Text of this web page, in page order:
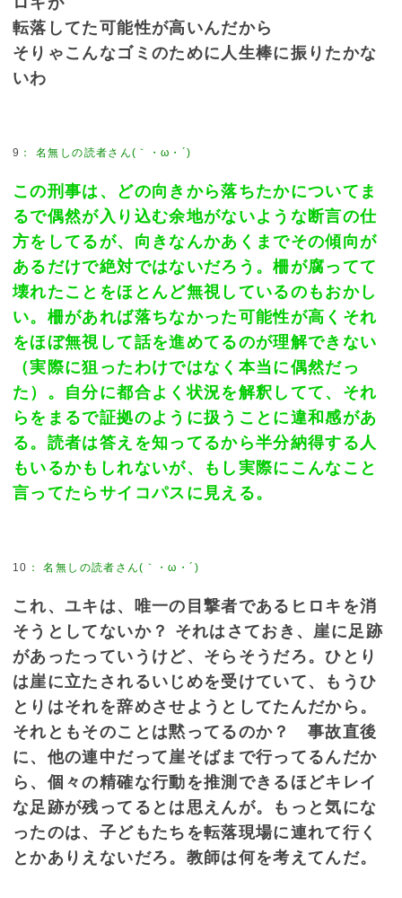
転落してた可能性が高いんだから
そりゃこんなゴミのために人生棒に振りたかな
いわ
9 ：名無しの読者さん(｀・ω・´)
この刑事は、どの向きから落ちたかについてま
るで偶然が入り込む余地がないような断言の仕
方をしてるが、向きなんかあくまでその傾向が
あるだけで絶対ではないだろう。柵が腐ってて
壊れたことをほとんど無視しているのもおかし
い。柵があれば落ちなかった可能性が高くそれ
をほぼ無視して話を進めてるのが理解できない
（実際に狙ったわけではなく本当に偶然だっ
た）。自分に都合よく状況を解釈してて、それ
らをまるで証拠のように扱うことに違和感があ
る。読者は答えを知ってるから半分納得する人
もいるかもしれないが、もし実際にこんなこと
言ってたらサイコパスに見える。
10 ：名無しの読者さん(｀・ω・´)
これ、ユキは、唯一の目撃者であるヒロキを消
そうとしてないか？ それはさておき、崖に足跡
があったっていうけど、そらそうだろ。ひとり
は崖に立たされるいじめを受けていて、もうひ
とりはそれを辞めさせようとしてたんだから。
それともそのことは黙ってるのか？ 事故直後
に、他の連中だって崖そばまで行ってるんだか
ら、個々の精確な行動を推測できるほどキレイ
な足跡が残ってるとは思えんが。もっと気にな
ったのは、子どもたちを転落現場に連れて行く
とかありえないだろ。教師は何を考えてんだ。